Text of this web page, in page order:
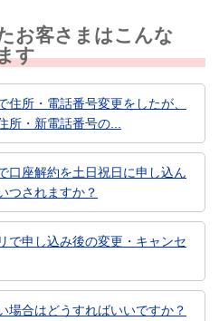
お客さまはこんな
す
住所・電話番号変更をしたが、
所・新電話番号の...
口座解約を土日祝日に申し込ん
つされますか？
で申し込み後の変更・キャンセ
場合はどうすればいいですか？